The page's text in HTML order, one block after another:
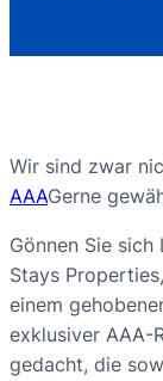
Wir sind zwar
AAAGerne
Gönnen Sie
Stays
einem
exklusiver AAA-
gedacht, die